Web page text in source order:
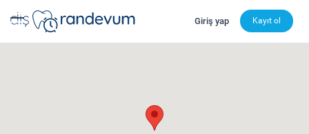
dishekimleri.net - Diş Hekimi Bul, Yorumları İncele ve
Giriş yap Kayıt ol